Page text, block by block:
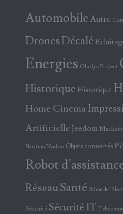
AutomobileAutre
DronesDécalé
Energies Gladys Project
Historique Historique
Home Cinema
Artificielle Jeedom
Netatmo Nodon Objets connectés
Robot
RéseauSanté Schneider
Sécurité Sécurité IT